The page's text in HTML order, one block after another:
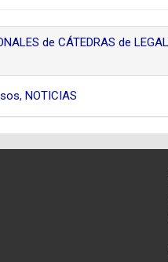
de CÁTEDRAS de
, NOTICIAS